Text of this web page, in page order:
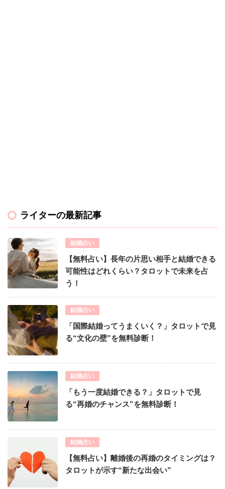
ライターの最新記事
結婚占い
【無料占い】長年の片思い相手と結婚できる
可能性はどれくらい？タロットで未来を占
う！
結婚占い
「国際結婚ってうまくいく？」タロットで見
る“文化の壁”を無料診断！
結婚占い
「もう一度結婚できる？」タロットで見
る“再婚のチャンス”を無料診断！
結婚占い
【無料占い】離婚後の再婚のタイミングは？
タロットが示す“新たな出会い”